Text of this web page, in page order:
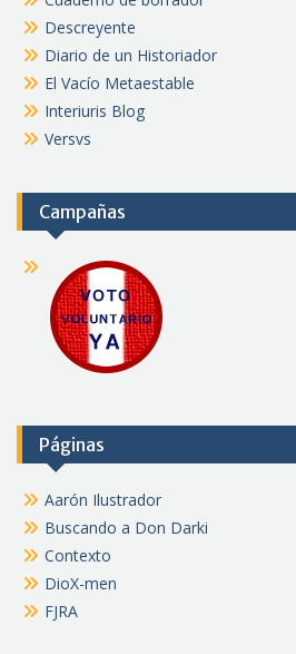
Descreyente
Diario de un Historiador
El Vacío Metaestable
Interiuris Blog
Versvs
Campañas
Páginas
Aarón Ilustrador
Buscando a Don Darki
Contexto
DioX-men
FJRA